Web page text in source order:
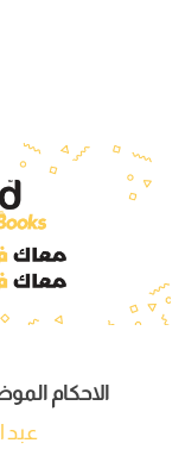
الاحكام
عبد